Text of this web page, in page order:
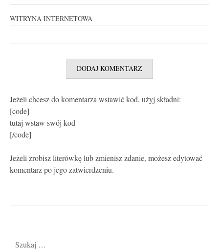
WITRYNA INTERNETOWA
Jeżeli chcesz do komentarza wstawić kod, użyj składni:
[code]
tutaj wstaw swój kod
[/code]
Jeżeli zrobisz literówkę lub zmienisz zdanie, możesz edytować
komentarz po jego zatwierdzeniu.
Szukaj: